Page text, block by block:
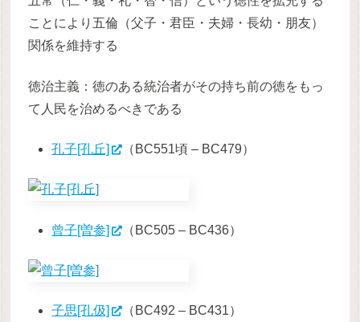
ことにより五倫（父子・君臣・夫婦・長幼・朋友）
関係を維持する
徳治主義：徳のある統治者がその持ち前の徳をもっ
て人民を治めるべきである
孔子[孔丘] （BC551頃 – BC479）
曾子[曽参] （BC505 – BC436）
子思[孔伋] （BC492 – BC431）